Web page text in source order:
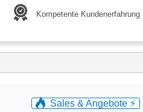
Kompetente Kundenerfahrung
Sales & Angebote ⚡️